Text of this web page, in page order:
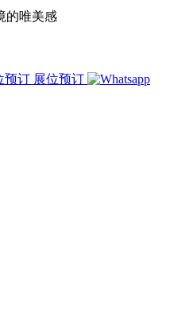
的唯美感
展位预订